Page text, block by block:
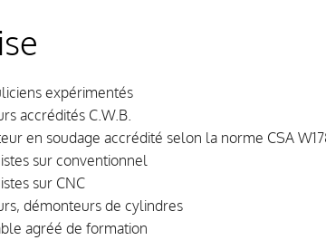
expérimentés
accrédités C.W.B.
en soudage accrédité selon la norme CSA
sur conventionnel
sur CNC
démonteurs de cylindres
agréé de formation